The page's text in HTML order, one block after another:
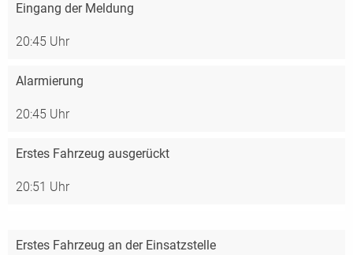
Eingang der Meldung
20:45 Uhr
Alarmierung
20:45 Uhr
Erstes Fahrzeug ausgerückt
20:51 Uhr
Erstes Fahrzeug an der Einsatzstelle